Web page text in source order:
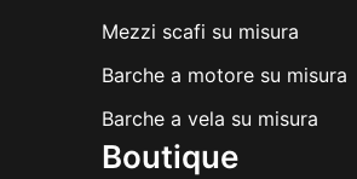
Mezzi scafi su misura
Barche a motore su misura
Barche a vela su misura
Boutique